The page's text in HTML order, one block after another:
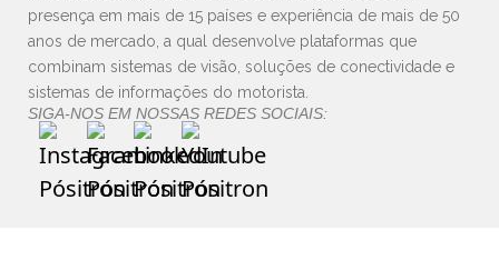
presença em mais de 15 países e experiência de mais de 50
anos de mercado, a qual desenvolve plataformas que
combinam sistemas de visão, soluções de conectividade e
sistemas de informações do motorista.
SIGA-NOS EM NOSSAS REDES SOCIAIS: